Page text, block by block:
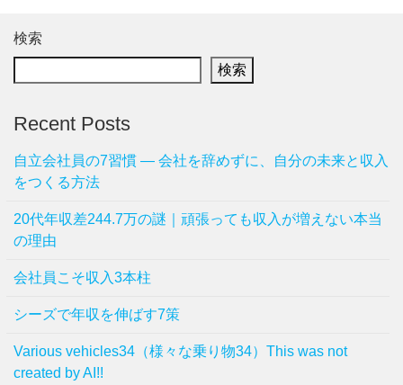
検索
検索
Recent Posts
自立会社員の7習慣 ― 会社を辞めずに、自分の未来と収入
をつくる方法
20代年収差244.7万の謎｜頑張っても収入が増えない本当
の理由
会社員こそ収入3本柱
シーズで年収を伸ばす7策
Various vehicles34（様々な乗り物34）This was not
created by AI!!